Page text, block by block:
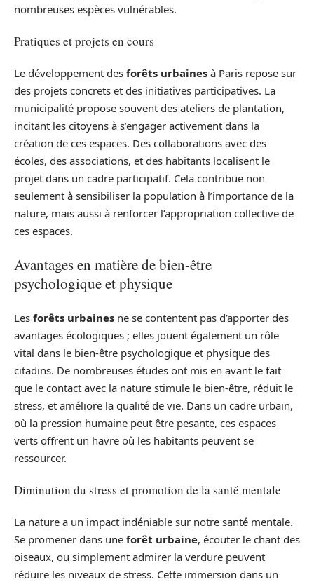
nombreuses espèces vulnérables.
Pratiques et projets en cours
Le développement des forêts urbaines à Paris repose sur
des projets concrets et des initiatives participatives. La
municipalité propose souvent des ateliers de plantation,
incitant les citoyens à s’engager activement dans la
création de ces espaces. Des collaborations avec des
écoles, des associations, et des habitants localisent le
projet dans un cadre participatif. Cela contribue non
seulement à sensibiliser la population à l’importance de la
nature, mais aussi à renforcer l’appropriation collective de
ces espaces.
Avantages en matière de bien-être
psychologique et physique
Les forêts urbaines ne se contentent pas d’apporter des
avantages écologiques ; elles jouent également un rôle
vital dans le bien-être psychologique et physique des
citadins. De nombreuses études ont mis en avant le fait
que le contact avec la nature stimule le bien-être, réduit le
stress, et améliore la qualité de vie. Dans un cadre urbain,
où la pression humaine peut être pesante, ces espaces
verts offrent un havre où les habitants peuvent se
ressourcer.
Diminution du stress et promotion de la santé mentale
La nature a un impact indéniable sur notre santé mentale.
Se promener dans une forêt urbaine, écouter le chant des
oiseaux, ou simplement admirer la verdure peuvent
réduire les niveaux de stress. Cette immersion dans un